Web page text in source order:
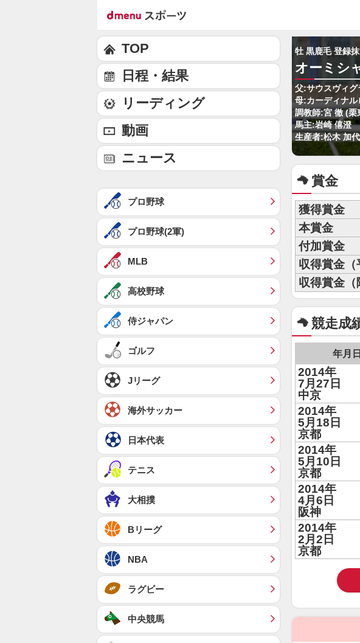
牡 黒鹿毛 登録
オーミシ
父:サウスヴィグ
母:カーディナル
調教師:宮 徹 (栗
馬主:岩崎 僖澄
生産者:松木 加代
賞金
獲得賞金
本賞金
付加賞金
収得賞金（
収得賞金（
競走成
年月日
2014年
7月27日
中京
2014年
5月18日
京都
2014年
5月10日
京都
2014年
4月6日
阪神
2014年
2月2日
京都
TOP
日程・結果
リーディング
動画
ニュース
プロ野球
プロ野球(2軍)
MLB
高校野球
侍ジャパン
ゴルフ
Jリーグ
海外サッカー
日本代表
テニス
大相撲
Bリーグ
NBA
ラグビー
中央競馬